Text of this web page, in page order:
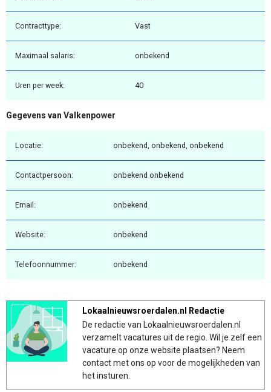
Contracttype: Vast
Maximaal salaris: onbekend
Uren per week: 40
Gegevens van Valkenpower
Locatie: onbekend, onbekend, onbekend
Contactpersoon: onbekend onbekend
Email: onbekend
Website: onbekend
Telefoonnummer: onbekend
Lokaalnieuwsroerdalen.nl Redactie
De redactie van Lokaalnieuwsroerdalen.nl
verzamelt vacatures uit de regio. Wil je zelf een
vacature op onze website plaatsen? Neem
contact met ons op voor de mogelijkheden van
het insturen.